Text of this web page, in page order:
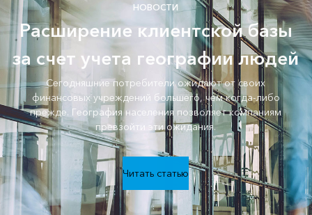
НОВОСТИ
Расширение клиентской базы
за счет учета географии людей
Сегодняшние потребители ожидают от своих
финансовых учреждений большего, чем когда-либо
прежде. География населения позволяет компаниям
превзойти эти ожидания.
Читать статью